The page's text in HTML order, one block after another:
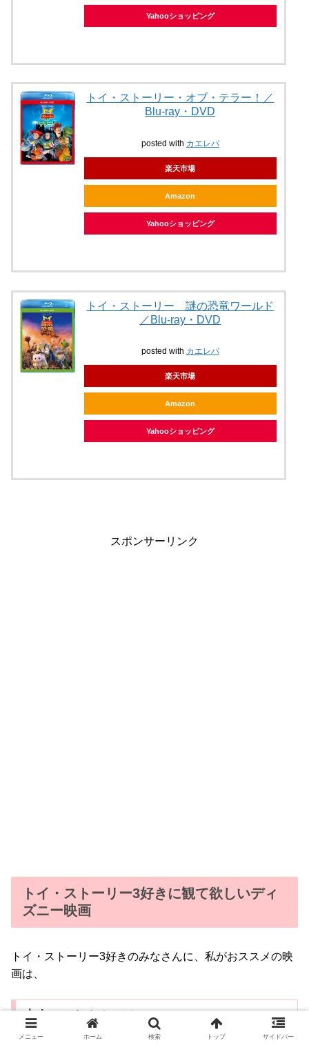
Yahooショッピング
トイ・ストーリー・オブ・テラー！／
Blu-ray・DVD
posted with カエレバ
楽天市場
Amazon
Yahooショッピング
トイ・ストーリー 謎の恐竜ワールド
／Blu-ray・DVD
posted with カエレバ
楽天市場
Amazon
Yahooショッピング
スポンサーリンク
トイ・ストーリー3好きに観て欲しいディ
ズニー映画
トイ・ストーリー3好きのみなさんに、私がおススメの映
画は、
大人のみなさんには
メニュー ホーム 検索 トップ サイドバー